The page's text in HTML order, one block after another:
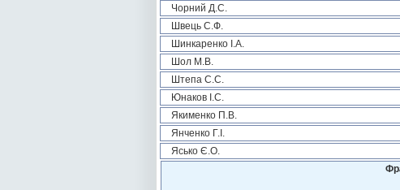
Чорний Д.С.
Швець С.Ф.
Шинкаренко І.А.
Шол М.В.
Штепа С.С.
Юнаков І.С.
Якименко П.В.
Янченко Г.І.
Ясько Є.О.